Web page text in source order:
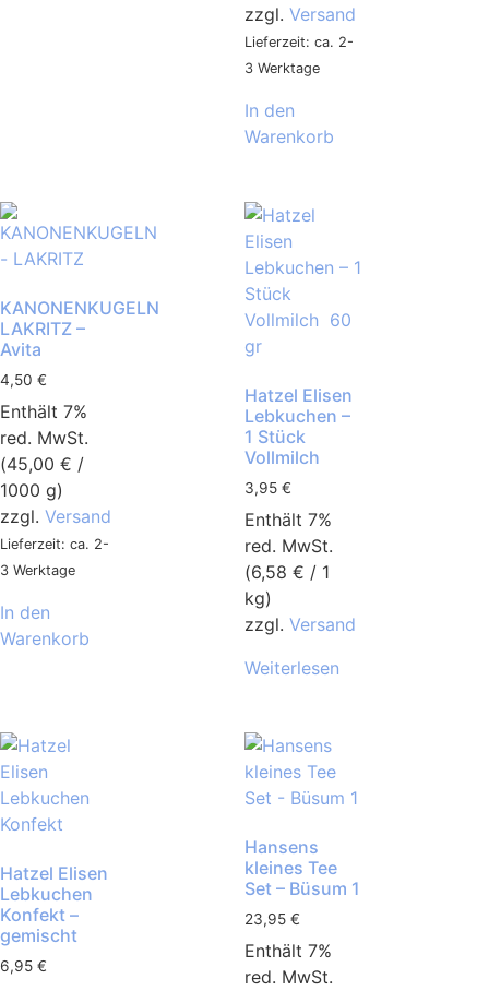
zzgl. Versand
Lieferzeit: ca. 2-
3 Werktage
In den
Warenkorb
KANONENKUGELN
LAKRITZ –
Avita
4,50 €
Enthält 7%
red. MwSt.
(45,00 € /
1000 g)
zzgl. Versand
Lieferzeit: ca. 2-
3 Werktage
In den
Warenkorb
Hatzel Elisen
Lebkuchen –
1 Stück
Vollmilch
3,95 €
Enthält 7%
red. MwSt.
(6,58 € / 1
kg)
zzgl. Versand
Weiterlesen
Hatzel Elisen
Lebkuchen
Konfekt –
gemischt
6,95 €
Hansens
kleines Tee
Set – Büsum 1
23,95 €
Enthält 7%
red. MwSt.